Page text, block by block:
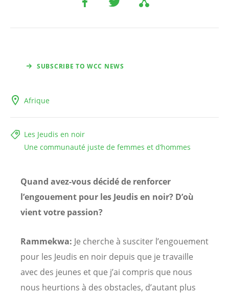
SUBSCRIBE TO WCC NEWS
Afrique
Les Jeudis en noir
Une communauté juste de femmes et d’hommes
Quand avez-vous décidé de renforcer
l’engouement pour les Jeudis en noir? D’où
vient votre passion?
Rammekwa: Je cherche à susciter l’engouement
pour les Jeudis en noir depuis que je travaille
avec des jeunes et que j’ai compris que nous
nous heurtions à des obstacles, d’autant plus